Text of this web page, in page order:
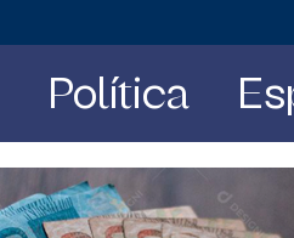
Política
es salvador